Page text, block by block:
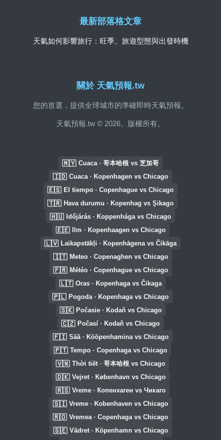
關於 天氣預報.tw
您的首選，提供全球城市的準確即時天氣預報。
天氣預報.tw © 2026。版權所有。
最新部落格文章
天氣如何影響旅行：旺季、旅遊型態與出發時機
🇲🇾 Cuaca · 哥本哈根 vs 芝加哥
🇮🇩 Cuaca · Kopenhagen vs Chicago
🇪🇸 El tiempo · Copenhague vs Chicago
🇹🇷 Hava durumu · Kopenhag vs Şikago
🇭🇺 Időjárás · Koppenhága vs Chicago
🇪🇪 Ilm · Kopenhaagen vs Chicago
🇱🇻 Laikapstākļi · Kopenhāgena vs Čikāga
🇮🇹 Meteo · Copenaghen vs Chicago
🇫🇷 Météo · Copenhague vs Chicago
🇱🇹 Oras · Kopenhaga vs Čikaga
🇵🇱 Pogoda · Kopenhaga vs Chicago
🇸🇰 Počasie · Kodaň vs Chicago
🇨🇿 Počasí · Kodaň vs Chicago
🇫🇮 Sää · Kööpenhamina vs Chicago
🇵🇹 Tempo · Copenhaga vs Chicago
🇻🇳 Thời tiết · 哥本哈根 vs Chicago
🇩🇰 Vejret · København vs Chicago
🇷🇸 Vreme · Копенхаген vs Чикаго
🇸🇮 Vreme · Kobenhaven vs Chicago
🇷🇴 Vremea · Copenhaga vs Chicago
🇸🇪 Vädret · Köpenhamn vs Chicago